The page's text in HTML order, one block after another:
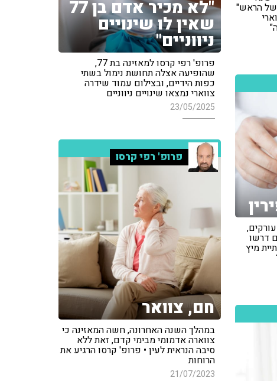
של הראש" "לא מכיר אדם בן 77
שאין לו שינויים
ניווניים"
פרופ' רפי קרסו למאזינה בת 77,
שהופיעה אצלה תחושת נימול בשתי
כפות הידיים, ובצילום עמוד שידרה
צווארי נמצאו שינויים ניווניים
23/05/2025
דרשו
מיץ
פרופ' רפי קרסו
חם, צוואר
במהלך השנה האחרונה, חשה המאזינה כי
צווארה אדמומי מבימי קדם, זאת ללא
סיבה הנראית לעין • פרופ' קרסו הרגיע את
הרוחות
21/07/2023